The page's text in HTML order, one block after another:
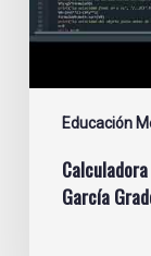
Educación
García